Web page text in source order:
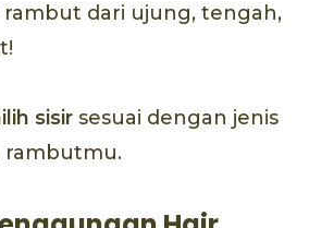
rambut dari ujung, tengah,
sisir sesuai dengan jenis